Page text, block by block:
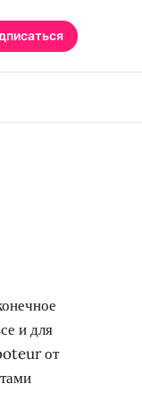
и для
от